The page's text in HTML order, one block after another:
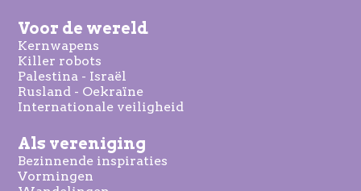
Voor de wereld
Kernwapens
Killer robots
Palestina - Israël
Rusland - Oekraïne
Internationale veiligheid
Als vereniging
Bezinnende inspiraties
Vormingen